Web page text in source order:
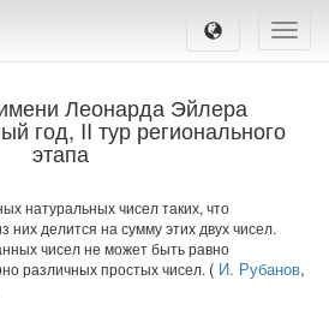
Toggle
Леонарда Эйлера
год, II тур регионального
этапа
натуральных чисел таких, что
них делится на сумму этих двух чисел.
чисел не может быть равно
различных простых чисел. ( И. Рубанов,